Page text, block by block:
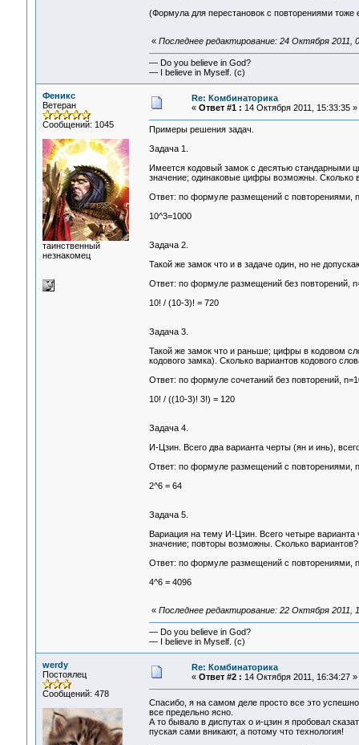
(Формула для перестановок с повторениями
« Последнее редактирование: 24 Октября 2011,
— Do you believe in God?
— I believe in Myself. (c)
Феникс
Ветеран
Сообщений: 1045
таинственный
незнакомец
Re: Комбинаторика
« Ответ #1 : 14 Октября 2011, 15:33:35 »
Примеры решения задач.
Задача 1.
Имеется кодовый замок с десятью стандарными
значение; одинаковые цифры возможны. Сколько
Ответ: по формуле размещений с повторениями,
10^3=1000
Задача 2.
Такой же замок что и в задаче один, но не
Ответ: по формуле размещений без повторений,
10! / (10-3)! = 720
Задача 3.
Такой же замок что и раньше; цифры в кодовом
кодового замка). Сколько вариантов кодового
Ответ: по формуле сочетаний без повторений,
10! / ((10-3)! 3!) = 120
Задача 4.
И-Цзин. Всего два варианта черты (ян и инь),
Ответ: по формуле размещений с повторениями,
2^6 = 64
Задача 5.
Вариация на тему И-Цзин. Всего четыре
значение; повторы возможны. Сколько вариантов?
Ответ: по формуле размещений с повторениями,
4^6 = 4096
« Последнее редактирование: 22 Октября 2011,
— Do you believe in God?
— I believe in Myself. (c)
werdy
Постоялец
Сообщений: 478
Re: Комбинаторика
« Ответ #2 : 14 Октября 2011, 16:34:27 »
Спасибо, я на самом деле просто все это
все предельно ясно.
А то бывало в диспутах о и-цзин я пробовал
пуская сами вникают, а потому что технология!